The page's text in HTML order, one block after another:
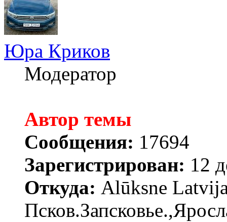
Юра Криков
Модератор
Автор темы
Сообщения: 17694
Зарегистрирован: 12
Откуда: Alūksne